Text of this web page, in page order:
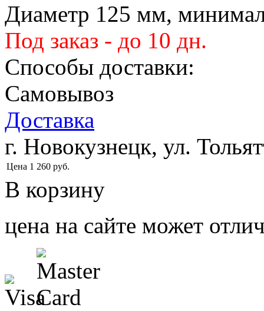
Диаметр 125 мм,
Под заказ - до 10 дн.
Способы доставки:
Самовывоз
Доставка
г. Новокузнецк, ул.
Цена 1 260 руб.
В корзину
цена на сайте может